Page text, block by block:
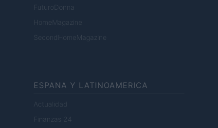
FuturoDonna
HomeMagazine
SecondHomeMagazine
ESPANA Y LATINOAMERICA
Actualidad
Finanzas 24